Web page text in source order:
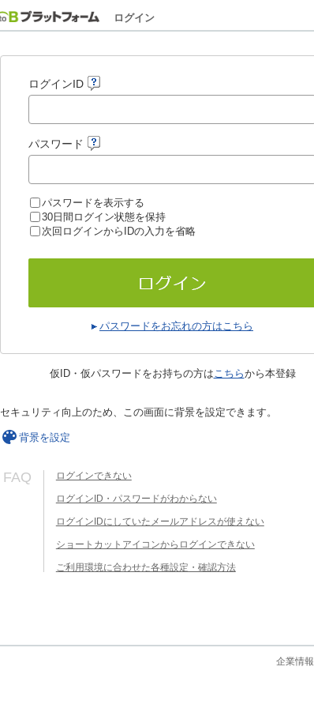
ログイン
ログインID
パスワード
パスワードを表示する
30日間ログイン状態を保持
次回ログインからIDの入力を省略
パスワードをお忘れの方はこちら
仮ID・仮パスワードをお持ちの方はこちらから本登録
セキュリティ向上のため、この画面に背景を設定できます。
背景を設定
FAQ ログインできない
ログインID・パスワードがわからない
ログインIDにしていたメールアドレスが使えない
ショートカットアイコンからログインできない
ご利用環境に合わせた各種設定・確認方法
企業情報